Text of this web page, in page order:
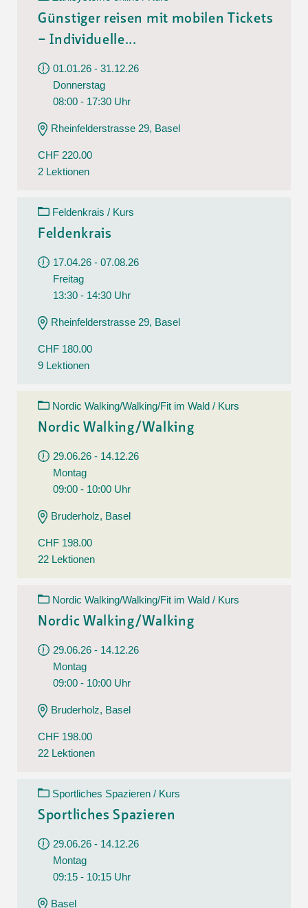
Günstiger reisen mit mobilen Tickets
– Individuelle...
01.01.26 - 31.12.26
Donnerstag
08:00 - 17:30 Uhr
Rheinfelderstrasse 29, Basel
CHF 220.00
2 Lektionen
Feldenkrais / Kurs
Feldenkrais
17.04.26 - 07.08.26
Freitag
13:30 - 14:30 Uhr
Rheinfelderstrasse 29, Basel
CHF 180.00
9 Lektionen
Nordic Walking/Walking/Fit im Wald / Kurs
Nordic Walking/Walking
29.06.26 - 14.12.26
Montag
09:00 - 10:00 Uhr
Bruderholz, Basel
CHF 198.00
22 Lektionen
Nordic Walking/Walking/Fit im Wald / Kurs
Nordic Walking/Walking
29.06.26 - 14.12.26
Montag
09:00 - 10:00 Uhr
Bruderholz, Basel
CHF 198.00
22 Lektionen
Sportliches Spazieren / Kurs
Sportliches Spazieren
29.06.26 - 14.12.26
Montag
09:15 - 10:15 Uhr
Basel